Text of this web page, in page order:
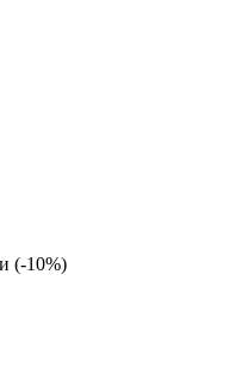
(-10%)